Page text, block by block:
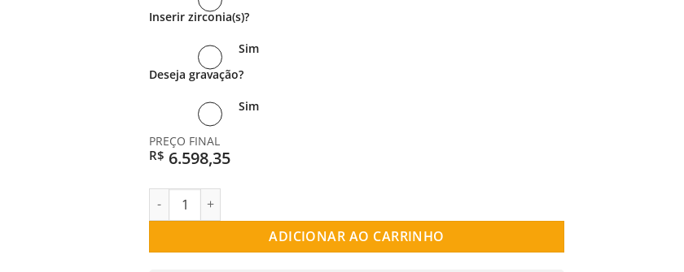
Inserir zirconia(s)?
Sim
Deseja gravação?
Sim
PREÇO FINAL
R$ 6.598,35
PAR DE ALIANÇAS OURO 18K ABAULADA BIG STARS quantidade
ADICIONAR AO CARRINHO